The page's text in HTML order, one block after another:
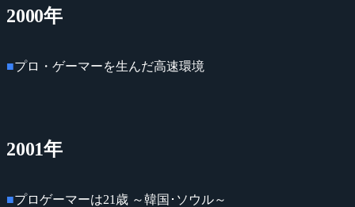
2000年
■プロ・ゲーマーを生んだ高速環境
2001年
■プロゲーマーは21歳 ～韓国･ソウル～